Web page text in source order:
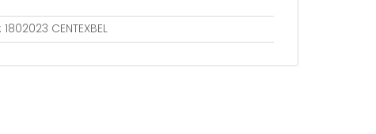
1802023 CENTEXBEL